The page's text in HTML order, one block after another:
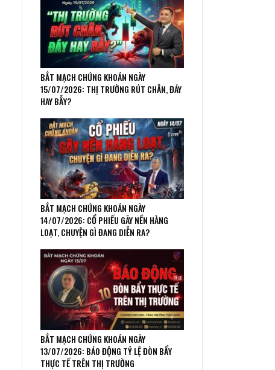
BẮT MẠCH CHỨNG KHOÁN NGÀY
15/07/2026: THỊ TRƯỜNG RÚT CHÂN, ĐÁY
HAY BẪY?
BẮT MẠCH CHỨNG KHOÁN NGÀY
14/07/2026: CỔ PHIẾU GÃY NỀN HÀNG
LOẠT, CHUYỆN GÌ ĐANG DIỄN RA?
BẮT MẠCH CHỨNG KHOÁN NGÀY
13/07/2026: BÁO ĐỘNG TỶ LỆ ĐÒN BẨY
THỰC TẾ TRÊN THỊ TRƯỜNG